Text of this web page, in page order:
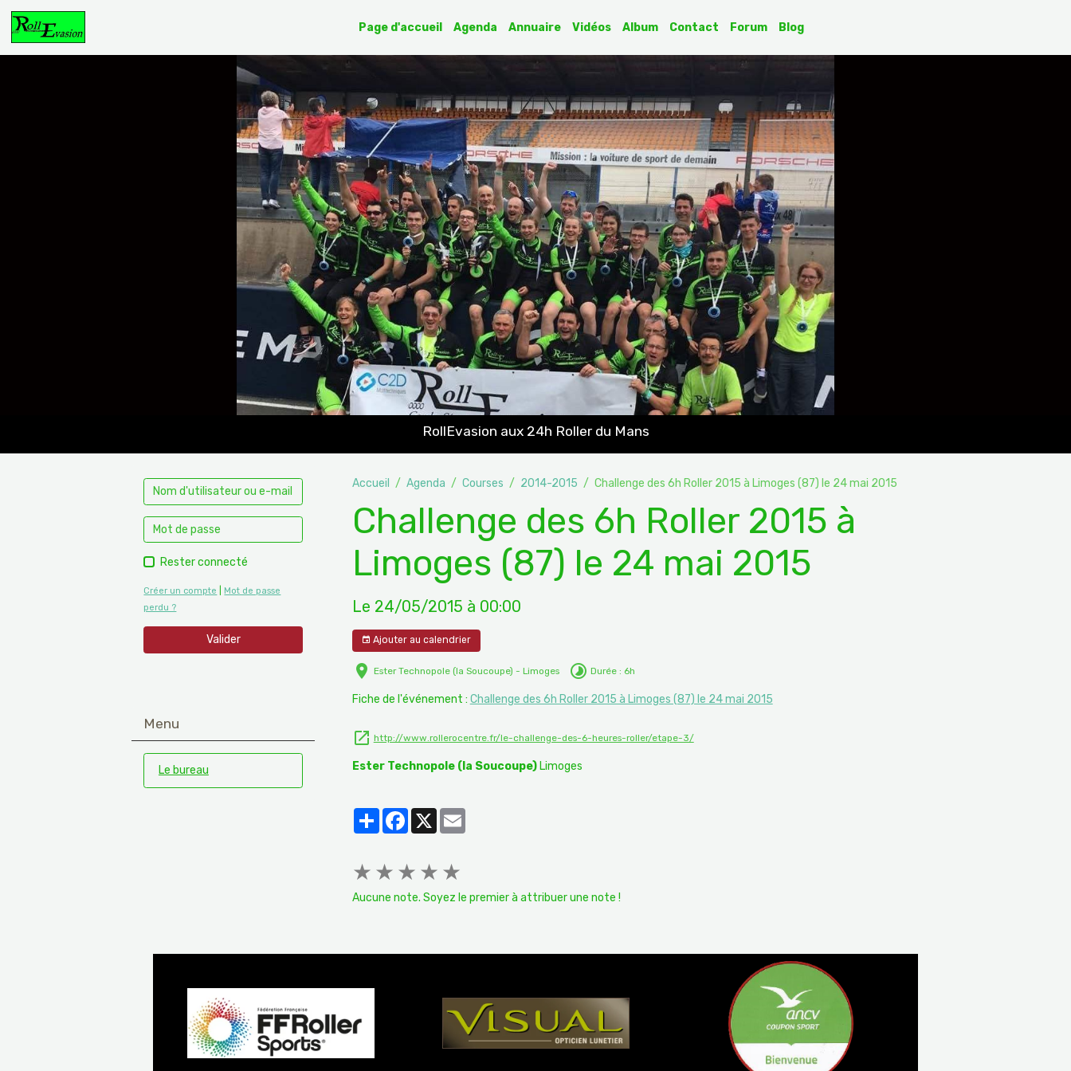
Page d'accueil Agenda Annuaire Vidéos Album Contact Forum Blog
RollEvasion aux 24h Roller du Mans
Accueil Agenda Courses 2014-2015 Challenge des 6h Roller 2015 à Limoges (87) le 24 mai 2015
Challenge des 6h Roller 2015 à
Limoges (87) le 24 mai 2015
Le 24/05/2015 à 00:00
Ajouter au calendrier
Ester Technopole (la Soucoupe) - Limoges Durée : 6h
Fiche de l'événement : Challenge des 6h Roller 2015 à Limoges (87) le 24 mai 2015
http://www.rollerocentre.fr/le-challenge-des-6-heures-roller/etape-3/
Ester Technopole (la Soucoupe)Limoges
PartagerFacebook
X Email
★ ★ ★ ★ ★
Aucune note. Soyez le premier à attribuer une note !
Rester connecté
Créer un compte
Mot de passe
perdu ?
Valider
Menu
Le bureau